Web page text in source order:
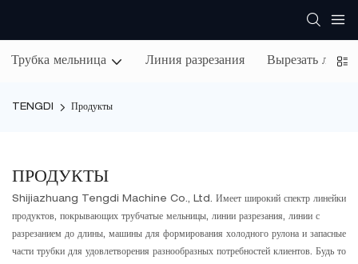
Трубка мельница Линия разрезания Вырезать
TENGDI Продукты
ПРОДУКТЫ
Shijiazhuang Tengdi Machine Co., Ltd. Имеет широкий спектр линейки
продуктов, покрывающих трубчатые мельницы, линии разрезания, линии с
разрезанием до длины, машины для формирования холодного рулона и запасные
части трубки для удовлетворения разнообразных потребностей клиентов. Будь то